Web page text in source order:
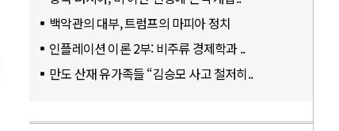
백악관의 대부, 트럼프의 마피아 정치
인플레이션 이론 2부: 비주류 경제학과 ..
만도 산재 유가족들 “김승모 사고 철저히..